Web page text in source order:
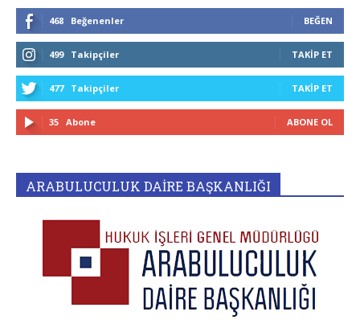
468 Beğenenler BEĞEN
499 Takipçiler TAKIP ET
477 Takipçiler TAKIP ET
35 Abone ABONE OL
ARABULUCULUK DAİRE BAŞKANLIĞI